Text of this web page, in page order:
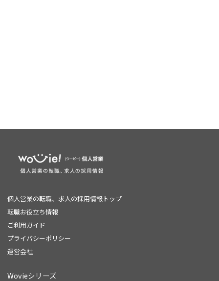
個人営業の転職、求人の採用情報トップ
転職お役立ち情報
ご利用ガイド
プライバシーポリシー
運営会社
Wovieシリーズ